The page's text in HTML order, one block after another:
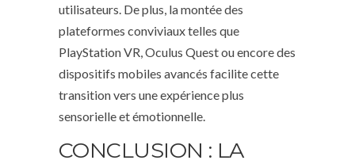
utilisateurs. De plus, la montée des
plateformes conviviaux telles que
PlayStation VR, Oculus Quest ou encore des
dispositifs mobiles avancés facilite cette
transition vers une expérience plus
sensorielle et émotionnelle.
CONCLUSION : LA